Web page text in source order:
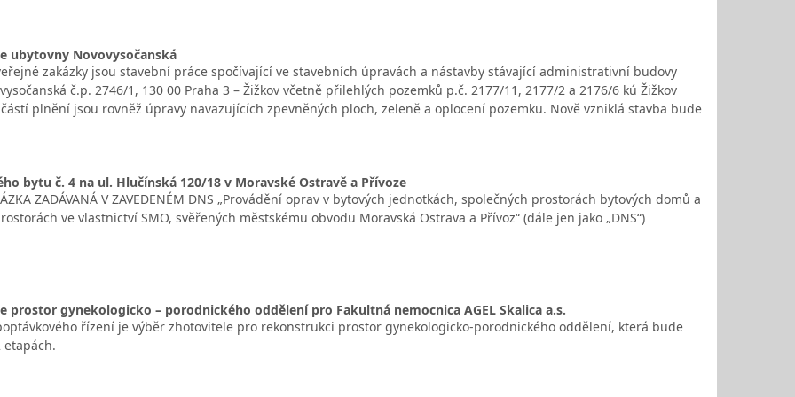
ubytovny Novovysočanská
zakázky jsou stavební práce spočívající ve stavebních úpravách a nástavby stávající administrativní budovy
č.p. 2746/1, 130 00 Praha 3 – Žižkov včetně přilehlých pozemků p.č. 2177/11, 2177/2 a 2176/6 kú Žižkov
plnění jsou rovněž úpravy navazujících zpevněných ploch, zeleně a oplocení pozemku. Nově vzniklá stavba bude
bytu č. 4 na ul. Hlučínská 120/18 v Moravské Ostravě a Přívoze
ZADÁVANÁ V ZAVEDENÉM DNS „Provádění oprav v bytových jednotkách, společných prostorách bytových domů a
ve vlastnictví SMO, svěřených městskému obvodu Moravská Ostrava a Přívoz“ (dále jen jako „DNS“)
prostor gynekologicko – porodnického oddělení pro Fakultná nemocnica AGEL Skalica a.s.
řízení je výběr zhotovitele pro rekonstrukci prostor gynekologicko-porodnického oddělení, která bude